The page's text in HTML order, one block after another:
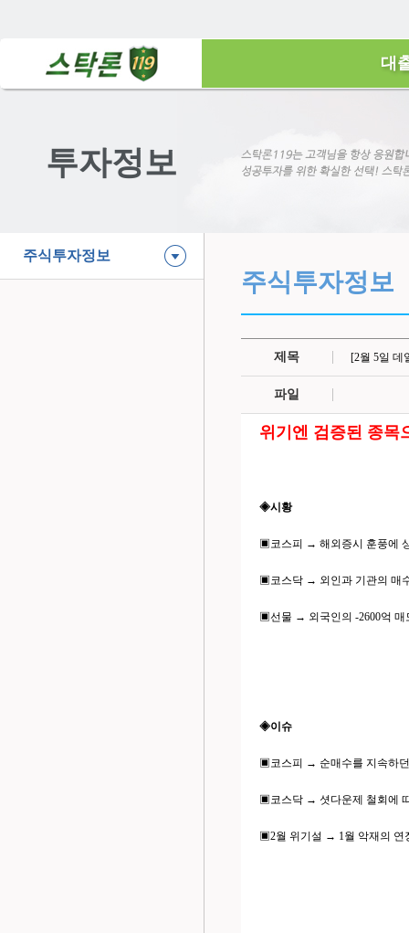
대
투자정보
주식투자정보
주식투자정보
제목 [2월 5일 데
파일
위기엔 검증된 종목
◈시황
▣코스피 → 해외증시 훈풍에 상
▣코스닥 → 외인과 기관의 매
▣선물 → 외국인의 -2600억 매
◈이슈
▣코스피 → 순매수를 지속하던
▣코스닥 → 셧다운제 철회에
▣2월 위기설 → 1월 악재의 연